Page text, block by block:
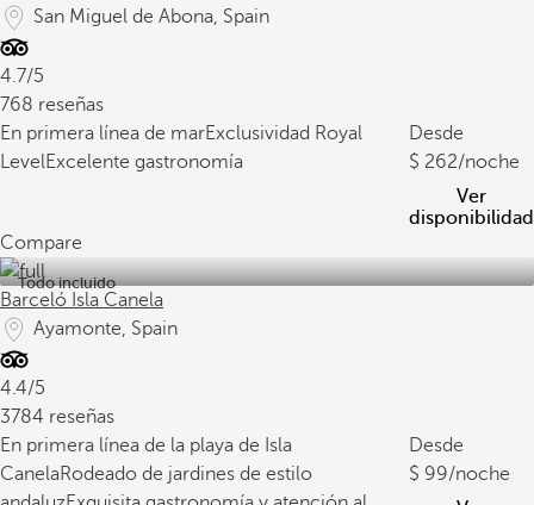
San Miguel de Abona, Spain
4.7/5
768 reseñas
En primera línea de marExclusividad Royal
LevelExcelente gastronomía
Desde
262/noche
Ver
disponibilidad
Compare
Todo incluido
Barceló Isla Canela
Ayamonte, Spain
4.4/5
3784 reseñas
En primera línea de la playa de Isla
CanelaRodeado de jardines de estilo
Desde
99/noche